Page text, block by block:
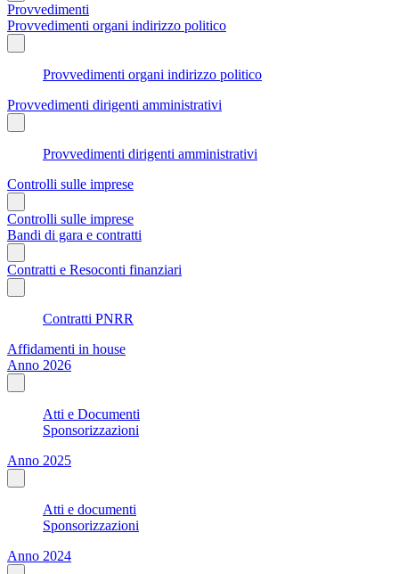
Provvedimenti
Provvedimenti organi indirizzo politico
Provvedimenti organi indirizzo politico
Provvedimenti dirigenti amministrativi
Provvedimenti dirigenti amministrativi
Controlli sulle imprese
Controlli sulle imprese
Bandi di gara e contratti
Contratti e Resoconti finanziari
Contratti PNRR
Affidamenti in house
Anno 2026
Atti e Documenti
Sponsorizzazioni
Anno 2025
Atti e documenti
Sponsorizzazioni
Anno 2024